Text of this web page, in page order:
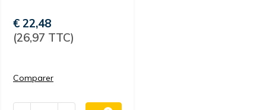
€ 22,48
(26,97 TTC)
Comparer